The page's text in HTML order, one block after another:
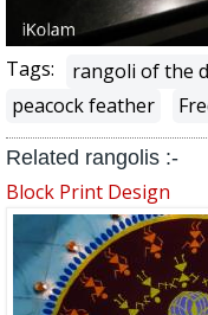
Tags: rangoli of the
peacock feather
Related rangolis :-
Block Print Design